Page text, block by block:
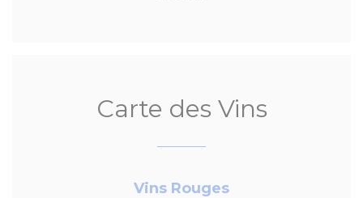
Carte des Vins
Vins Rouges